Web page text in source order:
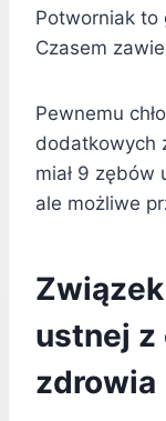
Potworniak to
Czasem
Pewnemu
dodatkowych
miał 9 zębów
ale możliwe
ustnej z
zdrowia